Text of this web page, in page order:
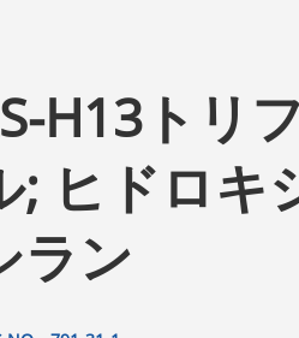
H13トリ
; ヒドロキ
ラン